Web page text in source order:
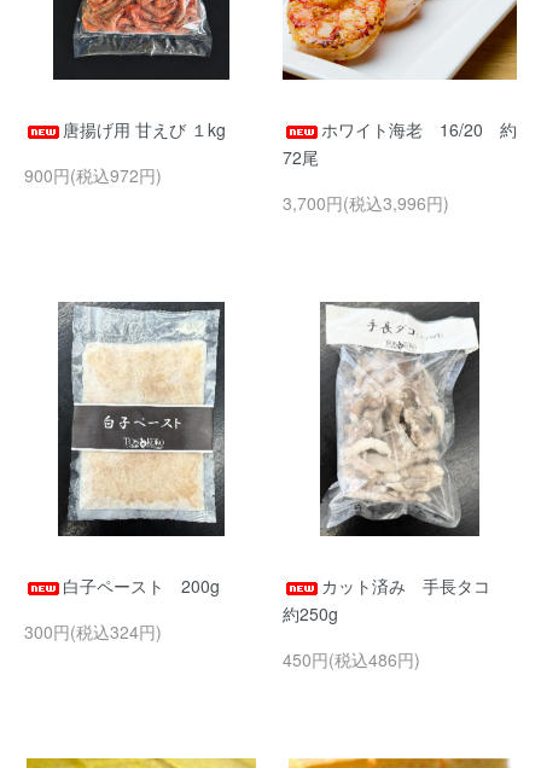
唐揚げ用 甘えび １kg
900円(税込972円)
ホワイト海老 16/20 約
72尾
3,700円(税込3,996円)
白子ペースト 200g
300円(税込324円)
カット済み 手長タコ
約250g
450円(税込486円)